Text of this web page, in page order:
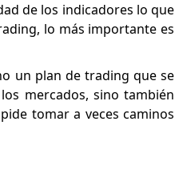
de los indicadores lo que
lo más importante es
un plan de trading que se
mercados, sino también
tomar a veces caminos